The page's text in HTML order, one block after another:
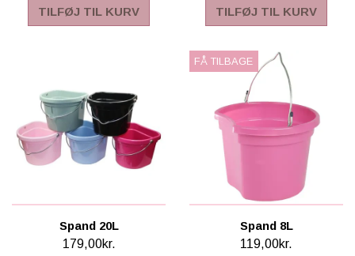
SCHLEICH® HEST & TILBEHØR
SKOLE, KREA & TILBEHØR
SJOVE HESTE TING
TILFØJ TIL KURV TILFØJ TIL KURV
Spand 20L
179,00kr.
FÅ TILBAGE
Spand 8L
119,00kr.